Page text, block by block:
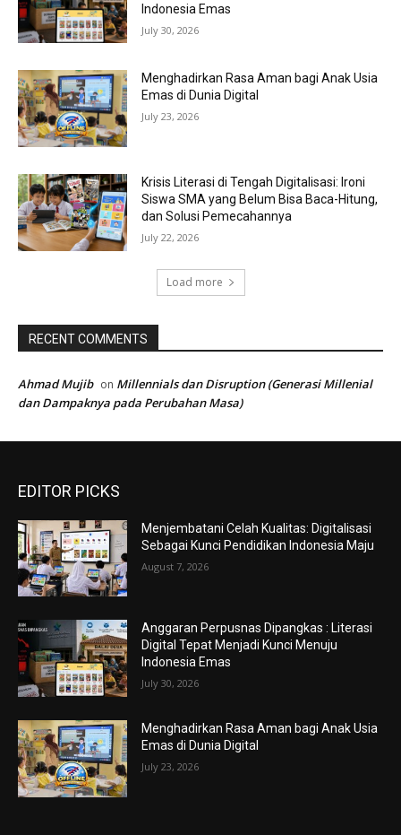
Indonesia Emas
July 30, 2026
Menghadirkan Rasa Aman bagi Anak Usia
Emas di Dunia Digital
July 23, 2026
Krisis Literasi di Tengah Digitalisasi: Ironi
Siswa SMA yang Belum Bisa Baca-Hitung,
dan Solusi Pemecahannya
July 22, 2026
Load more
RECENT COMMENTS
Ahmad Mujib on Millennials dan Disruption (Generasi Millenial
dan Dampaknya pada Perubahan Masa)
EDITOR PICKS
Menjembatani Celah Kualitas: Digitalisasi
Sebagai Kunci Pendidikan Indonesia Maju
August 7, 2026
Anggaran Perpusnas Dipangkas : Literasi
Digital Tepat Menjadi Kunci Menuju
Indonesia Emas
July 30, 2026
Menghadirkan Rasa Aman bagi Anak Usia
Emas di Dunia Digital
July 23, 2026